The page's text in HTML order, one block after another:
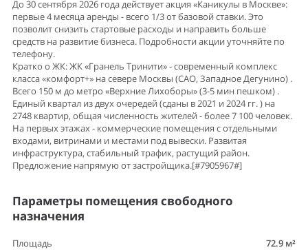
До 30 сентября 2026 года действует акция «Каникулы в Москве»:
первые 4 месяца аренды - всего 1/3 от базовой ставки. Это
позволит снизить стартовые расходы и направить больше
средств на развитие бизнеса. Подробности акции уточняйте по
телефону.
Кратко о ЖК: ЖК «Гранель Тринити» - современный комплекс
класса «комфорт+» на севере Москвы (САО, Западное Дегунино) .
Всего 150 м до метро «Верхние Лихоборы» (3-5 мин пешком) .
Единый квартал из двух очередей (сданы в 2021 и 2024 гг. ) на
2748 квартир, общая численность жителей - более 7 100 человек.
На первых этажах - коммерческие помещения с отдельными
входами, витринами и местами под вывески. Развитая
инфраструктура, стабильный трафик, растущий район.
Предложение напрямую от застройщика.[#7905967#]
Параметры помещения свободного
назначения
Площадь 72.9 м²